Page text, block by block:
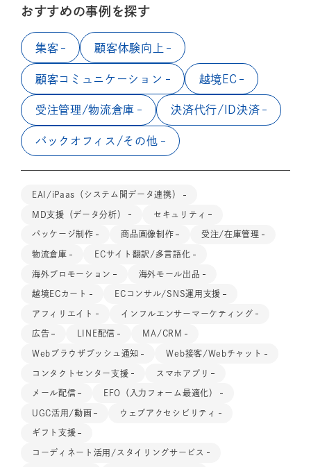
おすすめの事例を探す
集客 顧客体験向上
顧客コミュニケーション 越境EC
受注管理/物流倉庫 決済代行/ID決済
バックオフィス/その他
EAI/iPaas（システム間データ連携）
MD支援（データ分析） セキュリティ
パッケージ制作 商品画像制作 受注/在庫管理
物流倉庫 ECサイト翻訳/多言語化
海外プロモーション 海外モール出品
越境ECカート ECコンサル/SNS運用支援
アフィリエイト インフルエンサーマーケティング
広告 LINE配信 MA/CRM
Webブラウザプッシュ通知 Web接客/Webチャット
コンタクトセンター支援 スマホアプリ
メール配信 EFO（入力フォーム最適化）
UGC活用/動画 ウェブアクセシビリティ
ギフト支援
コーディネート活用/スタイリングサービス